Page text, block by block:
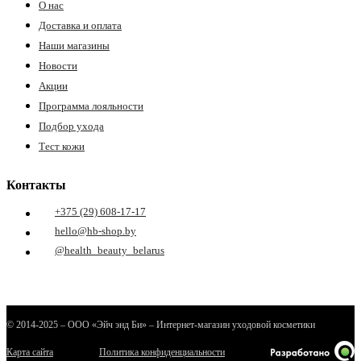
О нас
Доставка и оплата
Наши магазины
Новости
Акции
Программа лояльности
Подбор ухода
Тест кожи
Контакты
+375 (29) 608-17-17
hello@hb-shop.by
@health_beauty_belarus
© 2014-2025 – ООО «Эйч энд Би» – Интернет-магазин уходовой косметики
Карта сайта Политика конфиденциальности